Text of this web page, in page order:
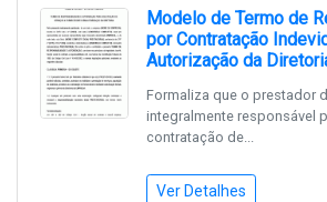
Modelo de Termo de
por Contratação
Autorização da
Formaliza que o prestador
integralmente responsável
contratação de...
Ver Detalhes